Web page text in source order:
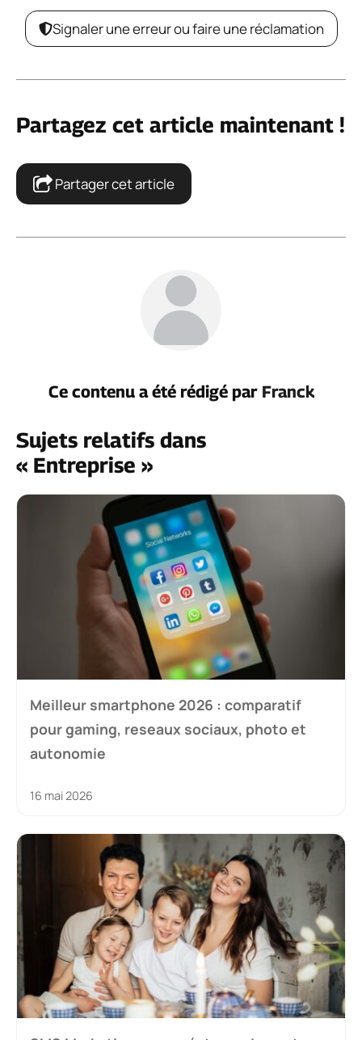
Signaler une erreur ou faire une réclamation
Partagez cet article maintenant !
Partager cet article
Ce contenu a été rédigé par Franck
Sujets relatifs dans
« Entreprise »
Meilleur smartphone 2026 : comparatif
pour gaming, reseaux sociaux, photo et
autonomie
16 mai 2026